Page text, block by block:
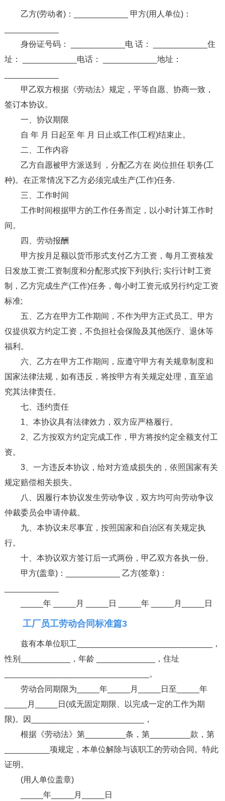
乙方(劳动者)：____________ 甲方(用人单位)：
身份证号码： ____________电 话： ____________住
址： ____________电话： ____________地址：
甲乙双方根据《劳动法》规定，平等自愿、协商一致，
签订本协议。
一、协议期限
自 年 月 日起至 年 月 日止或工作(工程)结束止。
二、工作内容
乙方自愿被甲方派送到 ，分配乙方在 岗位担任 职务(工
种)。在正常情况下乙方必须完成生产(工作)任务.
三、工作时间
工作时间根据甲方的工作任务而定，以小时计算工作时
间。
四、劳动报酬
甲方按月足额以货币形式支付乙方工资，每月工资核发
日发放工资;工资制度和分配形式按下列执行; 实行计时工资
制，乙方完成生产(工作)任务，每小时工资元或另行约定工资
标准;
五、乙方在甲方工作期间，不作为甲方正式员工。甲方
仅提供双方约定工资，不负担社会保险及其他医疗、退休等
福利。
六、乙方在甲方工作期间，应遵守甲方有关规章制度和
国家法律法规，如有违反，将按甲方有关规定处理，直至追
究其法律责任。
七、违约责任
1、本协议具有法律效力，双方应严格履行。
2、乙方按双方约定完成工作，甲方将按约定全额支付工
资。
3、一方违反本协议，给对方造成损失的，依照国家有关
规定赔偿相关损失。
八、因履行本协议发生劳动争议，双方均可向劳动争议
仲裁委员会申请仲裁。
九、本协议未尽事宜，按照国家和自治区有关规定执
行。
十、本协议双方签订后一式两份，甲乙双方各执一份。
甲方(盖章)：____________ 乙方(签章)：
_____年 _____月 _____日 _____年 _____月_____日
工厂员工劳动合同标准篇3
兹有本单位职工______________________________，
性别___________，年龄 _____________，住址
________________________________。
劳动合同期限为_____年_____月_____日至_____年
_____月_____日(或无固定期限、以完成一定的工作为期
限)。因_________________________，
根据《劳动法》第_________条，第_________款，第
__________项规定，本单位解除与该职工的劳动合同。特此
证明。
(用人单位盖章)
_____年_____月_____日